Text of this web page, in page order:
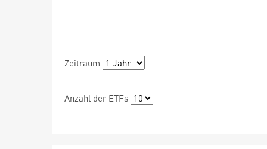
Zeitraum
Anzahl der ETFs